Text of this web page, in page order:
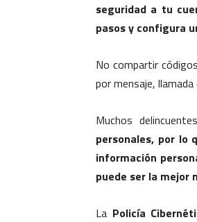
seguridad a tu
pasos y configura
No compartir
por mensaje,
Muchos
personales, por lo
información
puede ser la mejor
La Policía